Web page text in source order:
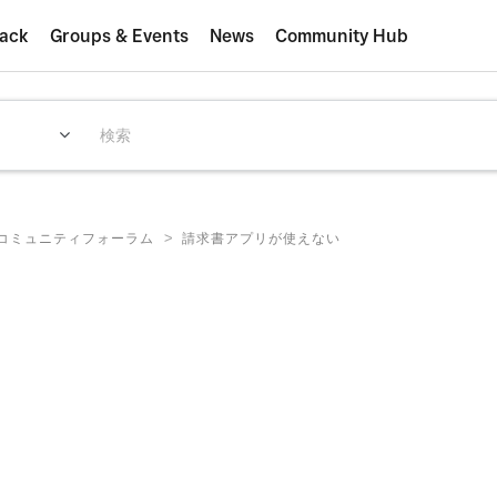
Groups & Events News Community Hub
ミュニティフォーラム > 請求書アプリが使えない